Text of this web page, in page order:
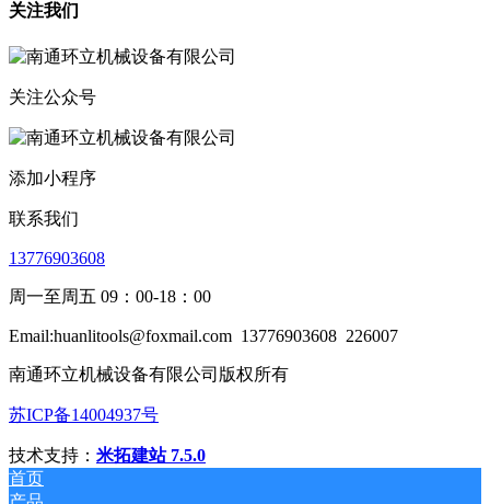
关注我们
关注公众号
添加小程序
联系我们
13776903608
周一至周五 09：00-18：00
Email:huanlitools@foxmail.com 13776903608 226007
南通环立机械设备有限公司版权所有
苏ICP备14004937号
技术支持： 米拓建站 7.5.0
首页